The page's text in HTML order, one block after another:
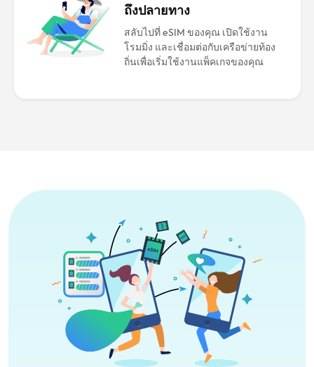
ถึงปลายทาง
สลับไปที่ eSIM ของคุณ เปิดใช้งาน
โรมมิ่ง และเชื่อมต่อกับเครือข่ายท้อง
ถิ่นเพื่อเริ่มใช้งานแพ็คเกจของคุณ